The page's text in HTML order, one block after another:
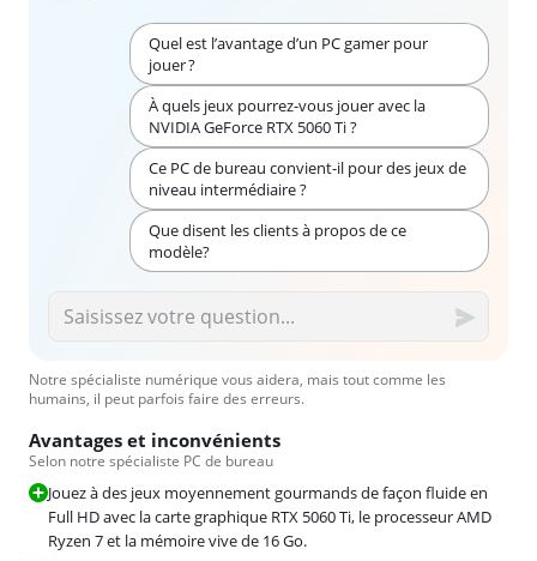
Quel est l’avantage d’un PC gamer pour
jouer ?
À quels jeux pourrez-vous jouer avec la
NVIDIA GeForce RTX 5060 Ti ?
Ce PC de bureau convient-il pour des jeux de
niveau intermédiaire ?
Que disent les clients à propos de ce
modèle?
Notre spécialiste numérique vous aidera, mais tout comme les
humains, il peut parfois faire des erreurs.
Avantages et inconvénients
Selon notre spécialiste PC de bureau
Jouez à des jeux moyennement gourmands de façon fluide en
Full HD avec la carte graphique RTX 5060 Ti, le processeur AMD
Ryzen 7 et la mémoire vive de 16 Go.